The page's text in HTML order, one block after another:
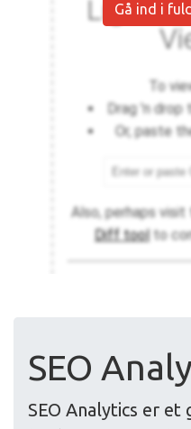
Gå ind i
SEO
SEO Analytics er et